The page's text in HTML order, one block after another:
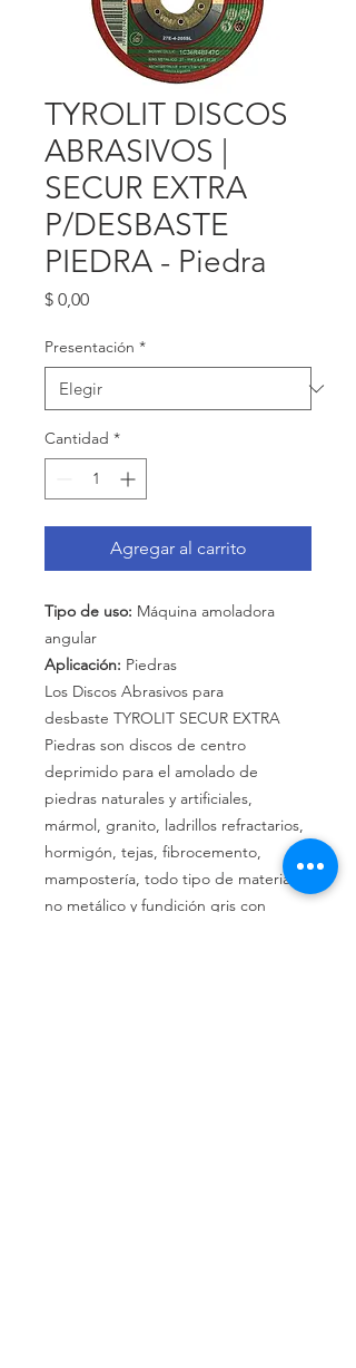
TYROLIT DISCOS
ABRASIVOS |
SECUR EXTRA
P/DESBASTE
PIEDRA - Piedra
$ 0,00Precio
Presentación *
Cantidad *
Agregar al carrito
Tipo de uso: Máquina amoladora
angular
Aplicación: Piedras
Los Discos Abrasivos para
desbaste TYROLIT SECUR EXTRA
Piedras son discos de centro
deprimido para el amolado de
piedras naturales y artificiales,
mármol, granito, ladrillos refractarios,
hormigón, tejas, fibrocemento,
mampostería, todo tipo de material
no metálico y fundición gris con